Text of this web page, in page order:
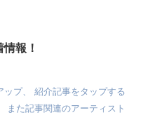
報！
プ、 紹介記事をタップする
また記事関連のアーティスト